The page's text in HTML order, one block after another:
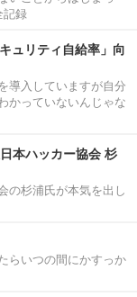
記録
ュリティ自給率」向
導入していますが自分
かっていないんじゃな
本ハッカー協会 杉
の杉浦氏が本気を出し
らいつの間にかすっか